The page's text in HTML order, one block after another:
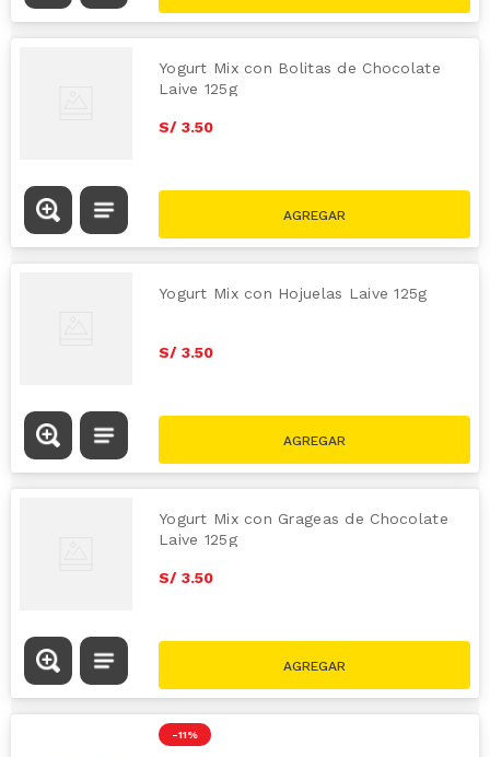
Yogurt Mix con Bolitas de Chocolate
Laive 125g
S/ 3.50
Yogurt Mix con Hojuelas Laive 125g
S/ 3.50
Yogurt Mix con Grageas de Chocolate
Laive 125g
S/ 3.50
-11 %